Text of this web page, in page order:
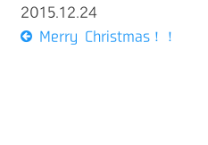
2015.12.24
Merry Christmas！！